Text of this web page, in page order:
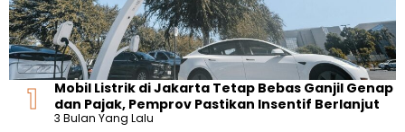
Mobil Listrik di Jakarta Tetap Bebas Ganjil Genap
dan Pajak, Pemprov Pastikan Insentif Berlanjut
3 Bulan Yang Lalu